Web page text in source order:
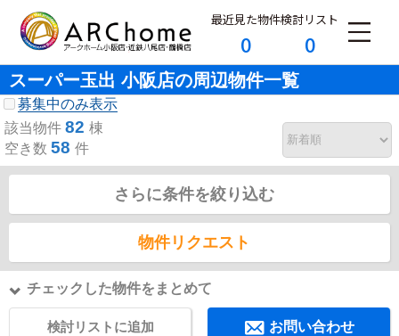
最近見た物件
0
検討リスト
0
スーパー玉出 小阪店の周辺物件一覧
募集中のみ表示
該当物件 82 棟
空き数 58 件
さらに条件を絞り込む
物件リクエスト
チェックした物件をまとめて
検討リストに追加 お問い合わせ